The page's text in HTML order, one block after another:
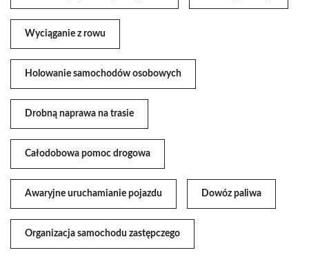
Wyciąganie z rowu
Holowanie samochodów osobowych
Drobną naprawa na trasie
Całodobowa pomoc drogowa
Awaryjne uruchamianie pojazdu Dowóz paliwa
Organizacja samochodu zastępczego